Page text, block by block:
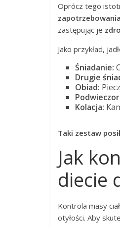
Oprócz tego
zastępując je
Jako przykład,
Śniadanie:
Drugie
Obiad:
Kolacja:
Taki zestaw
Jak
diecie
Kontrola masy
otyłości. Aby